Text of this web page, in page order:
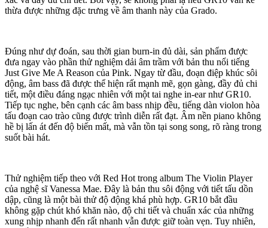
thừa được những đặc trưng về âm thanh này của Grado.
Đúng như dự đoán, sau thời gian burn-in đủ dài, sản phẩm được
đưa ngay vào phần thử nghiệm dải âm trầm với bản thu nổi tiếng
Just Give Me A Reason của Pink. Ngay từ đầu, đoạn điệp khúc sôi
động, âm bass đã được thể hiện rất mạnh mẽ, gọn gàng, đầy đủ chi
tiết, một điều đáng ngạc nhiên với một tai nghe in-ear như GR10.
Tiếp tục nghe, bên cạnh các âm bass nhịp đều, tiếng dàn violon hòa
tấu đoạn cao trào cũng được trình diễn rất đạt. Âm nền piano không
hề bị lấn át đến độ biến mất, mà vẫn tồn tại song song, rõ ràng trong
suốt bài hát.
Thử nghiệm tiếp theo với Red Hot trong album The Violin Player
của nghệ sĩ Vanessa Mae. Đây là bản thu sôi động với tiết tấu dồn
dập, cũng là một bài thử độ động khá phù hợp. GR10 bắt đầu
không gặp chút khó khăn nào, độ chi tiết và chuẩn xác của những
xung nhịp nhanh đến rất nhanh vẫn được giữ toàn vẹn. Tuy nhiên,